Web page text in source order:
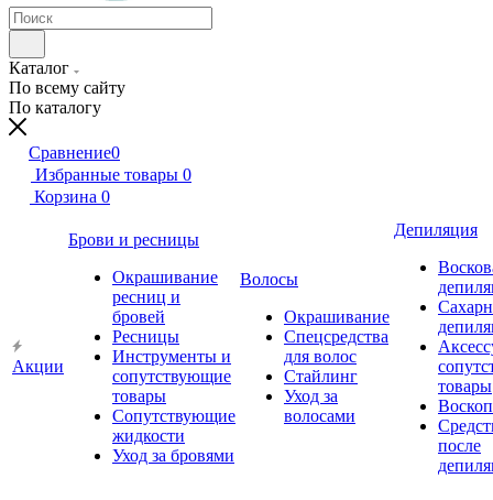
Каталог
По всему сайту
По каталогу
Сравнение0
Избранные товары 0
Корзина 0
Акции
Брови и ресницы
Окрашивание
ресниц и
бровей
Ресницы
Инструменты и
сопутствующие
товары
Сопутствующие
жидкости
Уход за бровями
Волосы
Окрашивание
Спецсредства
для волос
Стайлинг
Уход за
волосами
Депиляция
товары
после